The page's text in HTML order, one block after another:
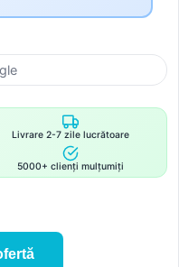
Livrare 2-7 zile lucrătoare
5000+ clienți mulțumiți